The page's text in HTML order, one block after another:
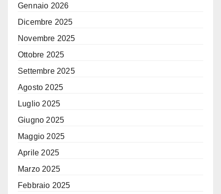
Gennaio 2026
Dicembre 2025
Novembre 2025
Ottobre 2025
Settembre 2025
Agosto 2025
Luglio 2025
Giugno 2025
Maggio 2025
Aprile 2025
Marzo 2025
Febbraio 2025